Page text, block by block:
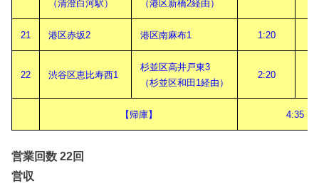
（清澄白河駅）
（港区新橋2経由）
21 港区赤坂2 港区南麻布1 1:20
22 渋谷区恵比寿西1
杉並区高井戸東3
（杉並区和田1経由）
2:20
【帰庫】 4:35
営業回数 22回
営収